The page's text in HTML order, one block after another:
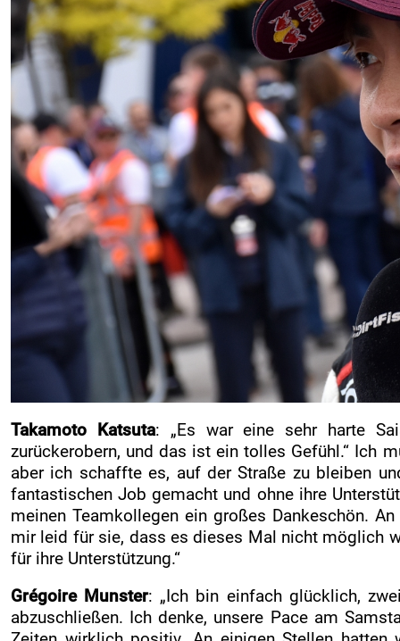
Takamoto Katsuta: „Es war eine sehr harte
zurückerobern, und das ist ein tolles Gefühl.“ Ich
aber ich schaffte es, auf der Straße zu bleiben
fantastischen Job gemacht und ohne ihre
meinen Teamkollegen ein großes Dankeschön.
mir leid für sie, dass es dieses Mal nicht möglich
für ihre Unterstützung.“
Grégoire Munster: „Ich bin einfach glücklich,
abzuschließen. Ich denke, unsere Pace am